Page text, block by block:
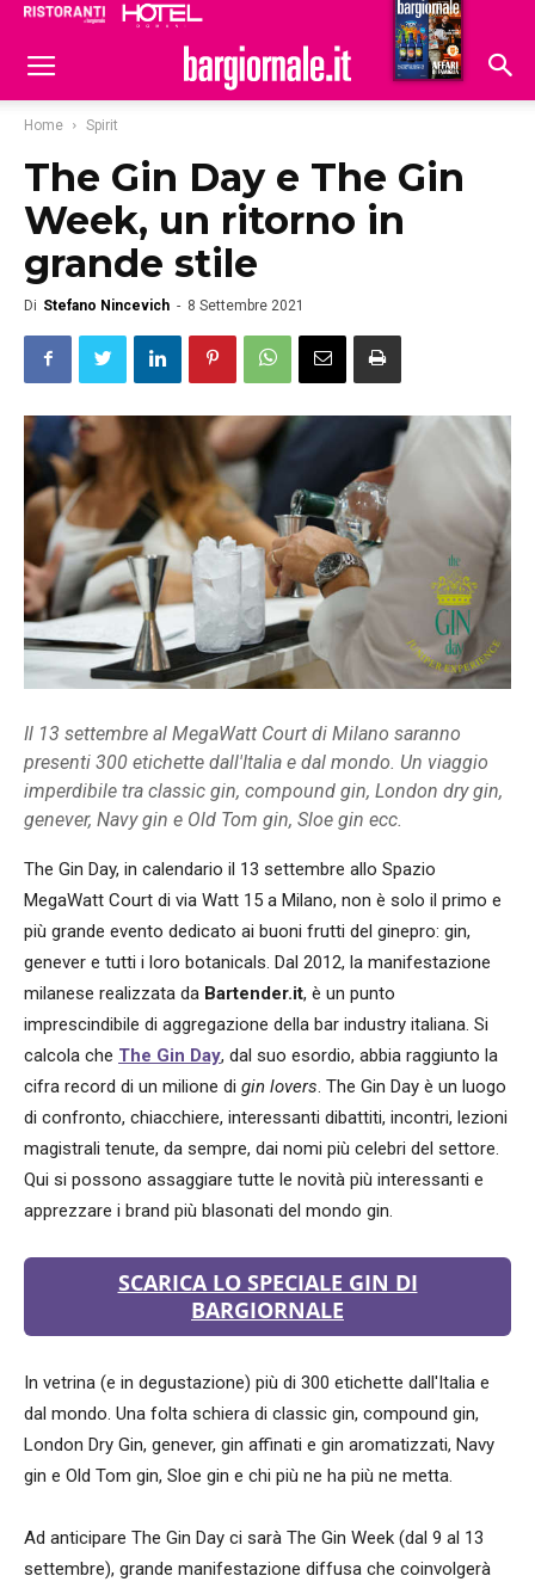
Hoteldomani
Home Spirit
The Gin Day e The Gin
Week, un ritorno in
grande stile
Di Stefano Nincevich - 8 Settembre 2021
Il 13 settembre al MegaWatt Court di Milano saranno
presenti 300 etichette dall'Italia e dal mondo. Un viaggio
imperdibile tra classic gin, compound gin, London dry gin,
genever, Navy gin e Old Tom gin, Sloe gin ecc.
The Gin Day, in calendario il 13 settembre allo Spazio
MegaWatt Court di via Watt 15 a Milano, non è solo il primo e
più grande evento dedicato ai buoni frutti del ginepro: gin,
genever e tutti i loro botanicals. Dal 2012, la manifestazione
milanese realizzata da Bartender.it, è un punto
imprescindibile di aggregazione della bar industry italiana. Si
calcola che The Gin Day, dal suo esordio, abbia raggiunto la
cifra record di un milione di gin lovers. The Gin Day è un luogo
di confronto, chiacchiere, interessanti dibattiti, incontri, lezioni
magistrali tenute, da sempre, dai nomi più celebri del settore.
Qui si possono assaggiare tutte le novità più interessanti e
apprezzare i brand più blasonati del mondo gin.
SCARICA LO SPECIALE GIN DI
BARGIORNALE
In vetrina (e in degustazione) più di 300 etichette dall'Italia e
dal mondo. Una folta schiera di classic gin, compound gin,
London Dry Gin, genever, gin affinati e gin aromatizzati, Navy
gin e Old Tom gin, Sloe gin e chi più ne ha più ne metta.
Ad anticipare The Gin Day ci sarà The Gin Week (dal 9 al 13
settembre), grande manifestazione diffusa che coinvolgerà